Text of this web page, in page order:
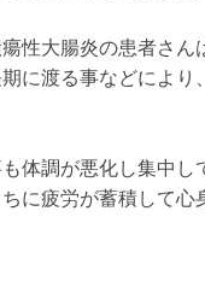
性大腸炎の患者さん
に渡る事などによ
体調が悪化し集中
に疲労が蓄積して心